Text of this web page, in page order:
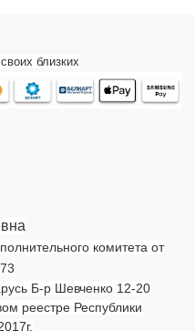
близких
комитета от
Б-р Шевченко 12-20
реестре Республики